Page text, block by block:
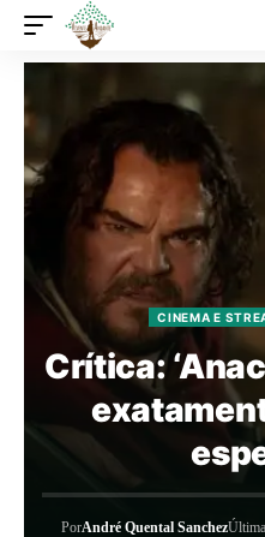
CINEMA E
Crítica:
PorAndré Quental Sanchez